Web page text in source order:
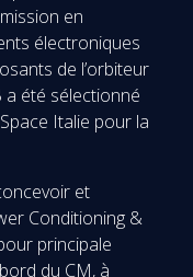
en
électroniques
de l’orbiteur
été sélectionné
Italie pour la
et
Conditioning &
principale
du CM, à